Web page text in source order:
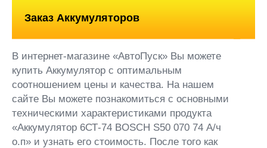
Заказ Аккумуляторов
В интернет-магазине «АвтоПуск» Вы можете
купить Аккумулятор с оптимальным
соотношением цены и качества. На нашем
сайте Вы можете познакомиться с основными
техническими характеристиками продукта
«Аккумулятор 6СТ-74 BOSCH S50 070 74 А/ч
о.п» и узнать его стоимость. После того как